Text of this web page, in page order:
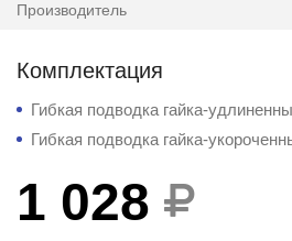
Производитель
Комплектация
Гибкая подводка гайка-
Гибкая подводка гайка-
1 028